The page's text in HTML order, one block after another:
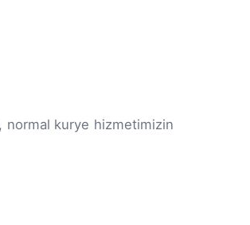
normal kurye hizmetimizin